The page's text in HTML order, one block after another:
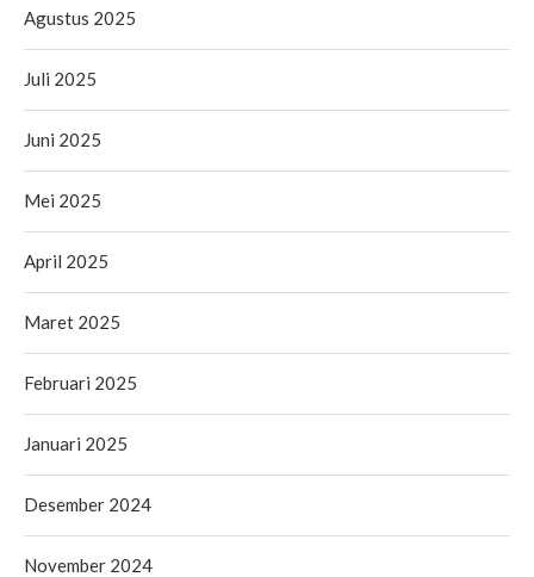
Agustus 2025
Juli 2025
Juni 2025
Mei 2025
April 2025
Maret 2025
Februari 2025
Januari 2025
Desember 2024
November 2024